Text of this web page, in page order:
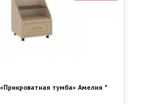
тумба» Амелия *